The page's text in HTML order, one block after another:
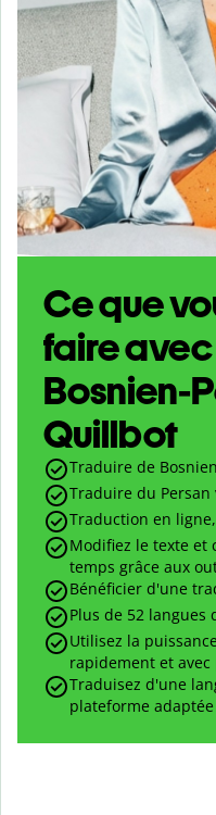
Ce que
faire
Bosnien-
Quillbot
Traduire de
Traduire du Persan
Traduction en
Modifiez le texte et
temps grâce aux
Bénéficier d'une
Plus de 52 langues
Utilisez la
rapidement et avec
Traduisez d'une
plateforme